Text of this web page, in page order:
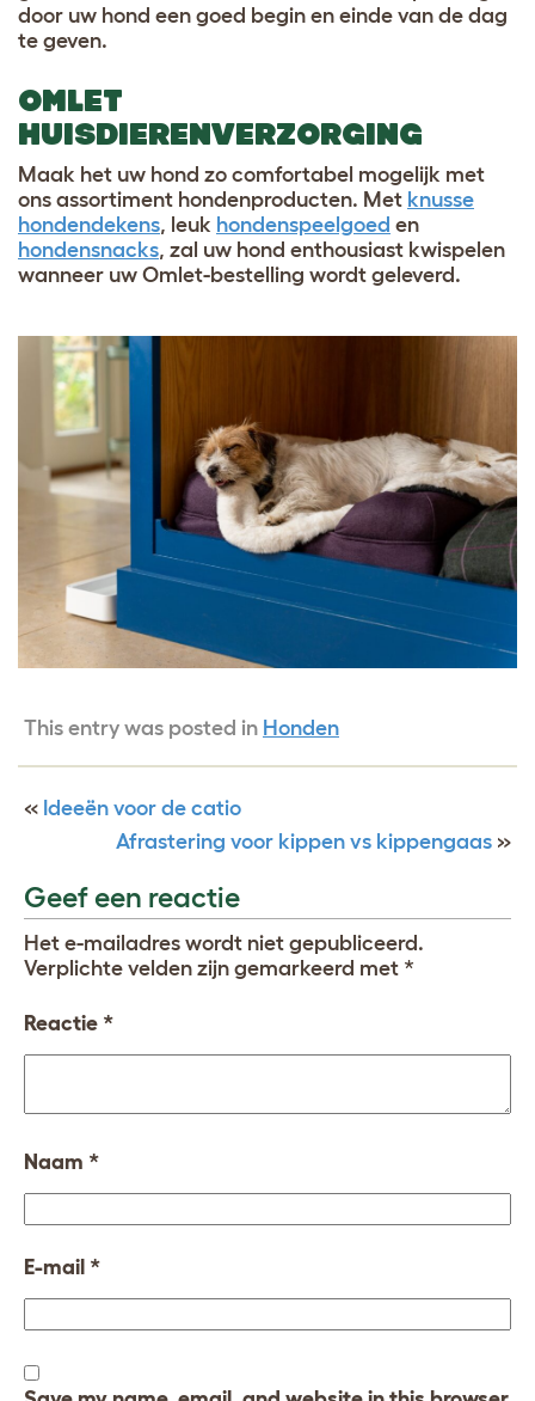
door uw hond een goed begin en einde van de dag
te geven.
OMLET
HUISDIERENVERZORGING
Maak het uw hond zo comfortabel mogelijk met
ons assortiment hondenproducten. Met knusse
hondendekens, leuk hondenspeelgoed en
hondensnacks, zal uw hond enthousiast kwispelen
wanneer uw Omlet-bestelling wordt geleverd.
This entry was posted in Honden
« Ideeën voor de catio
Afrastering voor kippen vs kippengaas »
Geef een reactie
Het e-mailadres wordt niet gepubliceerd.
Verplichte velden zijn gemarkeerd met *
Reactie *
Naam *
E-mail *